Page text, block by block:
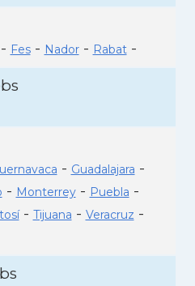
- Fes- Nador- Rabat-
- Guadalajara -
- Monterrey- Puebla -
- Tijuana - Veracruz -